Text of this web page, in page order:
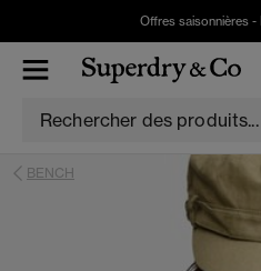
Offres saisonnières -
BENCH